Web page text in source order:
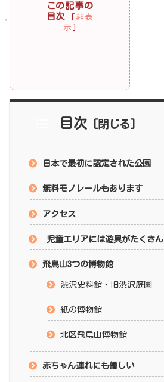
この記事の
目次
[非表
示 ]
目次
日本で最初に認定された公園
無料モノレールもあります
アクセス
児童エリアには遊具がたくさん
飛鳥山3つの博物館
渋沢史料館・旧渋沢庭園
紙の博物館
北区飛鳥山博物館
赤ちゃん連れにも優しい